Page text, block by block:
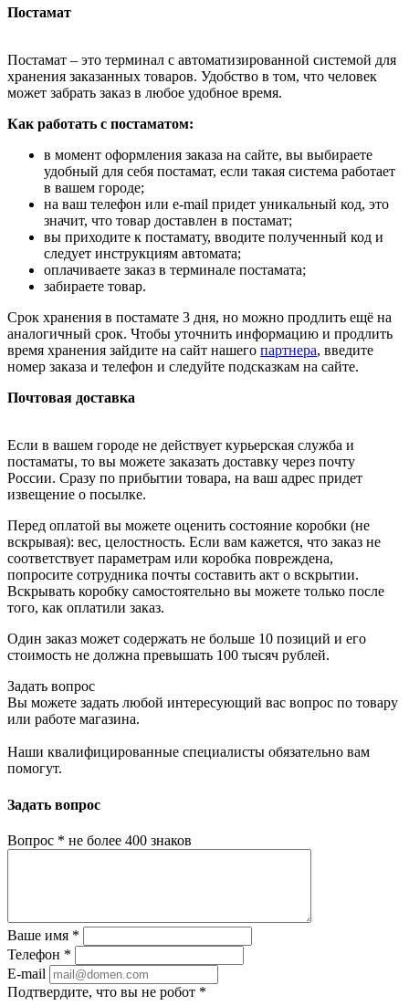
Постамат
Постамат – это терминал с автоматизированной системой для
хранения заказанных товаров. Удобство в том, что человек
может забрать заказ в любое удобное время.
Как работать с постаматом:
в момент оформления заказа на сайте, вы выбираете
удобный для себя постамат, если такая система работает
в вашем городе;
на ваш телефон или e-mail придет уникальный код, это
значит, что товар доставлен в постамат;
вы приходите к постамату, вводите полученный код и
следует инструкциям автомата;
оплачиваете заказ в терминале постамата;
забираете товар.
Срок хранения в постамате 3 дня, но можно продлить ещё на
аналогичный срок. Чтобы уточнить информацию и продлить
время хранения зайдите на сайт нашего партнера, введите
номер заказа и телефон и следуйте подсказкам на сайте.
Почтовая доставка
Если в вашем городе не действует курьерская служба и
постаматы, то вы можете заказать доставку через почту
России. Сразу по прибытии товара, на ваш адрес придет
извещение о посылке.
Перед оплатой вы можете оценить состояние коробки (не
вскрывая): вес, целостность. Если вам кажется, что заказ не
соответствует параметрам или коробка повреждена,
попросите сотрудника почты составить акт о вскрытии.
Вскрывать коробку самостоятельно вы можете только после
того, как оплатили заказ.
Один заказ может содержать не больше 10 позиций и его
стоимость не должна превышать 100 тысяч рублей.
Задать вопрос
Вы можете задать любой интересующий вас вопрос по товару
или работе магазина.
Наши квалифицированные специалисты обязательно вам
помогут.
Задать вопрос
Вопрос * не более 400 знаков
Ваше имя *
Телефон *
E-mail
Подтвердите, что вы не робот *